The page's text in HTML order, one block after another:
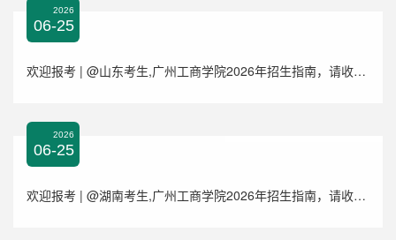
2026
06-25
欢迎报考 | @山东考生,广州工商学院2026年招生指南，请收藏！
2026
06-25
欢迎报考 | @湖南考生,广州工商学院2026年招生指南，请收藏！